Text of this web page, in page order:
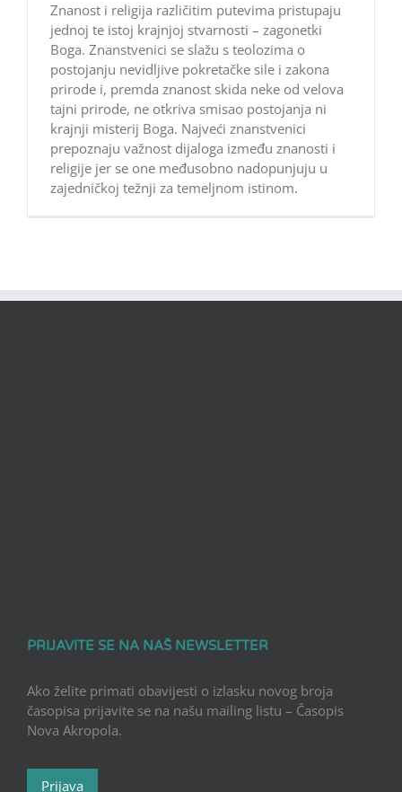
Znanost i religija različitim putevima pristupaju
jednoj te istoj krajnjoj stvarnosti – zagonetki
Boga. Znanstvenici se slažu s teolozima o
postojanju nevidljive pokretačke sile i zakona
prirode i, premda znanost skida neke od velova
tajni prirode, ne otkriva smisao postojanja ni
krajnji misterij Boga. Najveći znanstvenici
prepoznaju važnost dijaloga između znanosti i
religije jer se one međusobno nadopunjuju u
zajedničkoj težnji za temeljnom istinom.
PRIJAVITE SE NA NAŠ NEWSLETTER
Ako želite primati obavijesti o izlasku novog broja
časopisa prijavite se na našu mailing listu – Časopis
Nova Akropola.
Prijava